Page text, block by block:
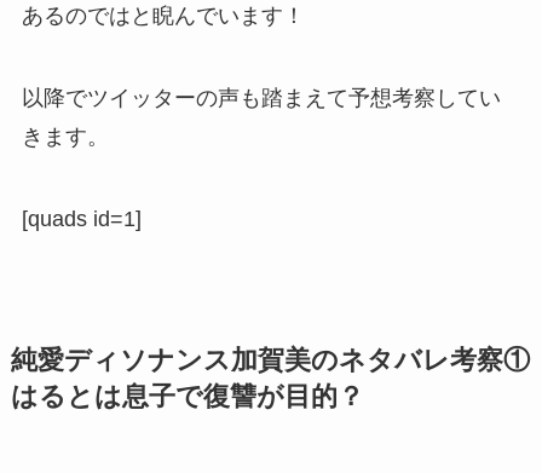
あるのではと睨んでいます！
以降でツイッターの声も踏まえて予想考察してい
きます。
[quads id=1]
純愛ディソナンス加賀美のネタバレ考察①
はるとは息子で復讐が目的？